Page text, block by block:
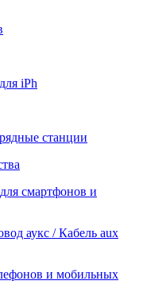
iPh
станции
смартфонов и
аукс / Кабель aux
и мобильных